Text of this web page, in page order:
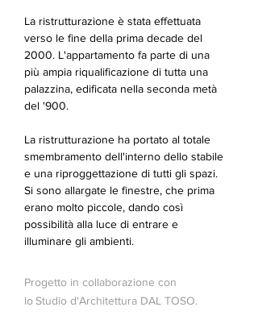
La ristrutturazione è stata effettuata
verso le fine della prima decade del
2000. L'appartamento fa parte di una
più ampia riqualificazione di tutta una
palazzina, edificata nella seconda metà
del '900.
La ristrutturazione ha portato al totale
smembramento dell'interno dello stabile
e una riproggettazione di tutti gli spazi.
Si sono allargate le finestre, che prima
erano molto piccole, dando così
possibilità alla luce di entrare e
illuminare gli ambienti.
Progetto in collaborazione con
loStudio d'Architettura DAL TOSO.